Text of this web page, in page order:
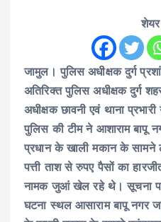
जामुल। पुलिस अधीक्षक दुर्ग
अतिरिक्त पुलिस अधीक्षक दुर्ग
अधीक्षक छावनी एवं थाना
पुलिस की टीम ने आशाराम बापू
प्रधान के खाली मकान के
पत्ती ताश से रुपए पैसों का
नामक जुआं खेल रहे थे। सूचना पर
घटना स्थल आसाराम बापू नगर